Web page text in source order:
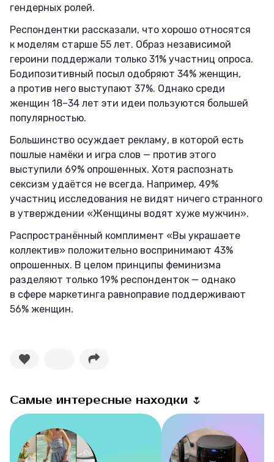
гендерных ролей.
Респондентки рассказали, что хорошо относятся
к моделям старше 55 лет. Образ независимой
героини поддержали только 31% участниц опроса.
Бодипозитивный посыл одобряют 34% женщин,
а против него выступают 37%. Однако среди
женщин 18–34 лет эти идеи пользуются большей
популярностью.
Большинство осуждает рекламу, в которой есть
пошлые намёки и игра слов — против этого
выступили 69% опрошенных. Хотя распознать
сексизм удаётся не всегда. Например, 49%
участниц исследования не видят ничего странного
в утверждении «Женщины водят хуже мужчин».
Распространённый комплимент «Вы украшаете
коллектив» положительно воспринимают 43%
опрошенных. В целом принципы феминизма
разделяют только 19% респонденток — однако
в сфере маркетинга равноправие поддерживают
56% женщин.
Самые интересные находки 🌷